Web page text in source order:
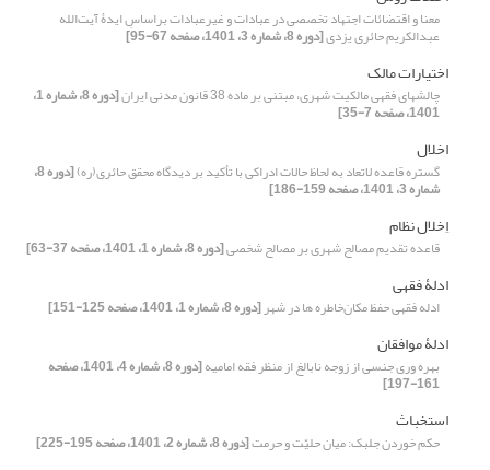
معنا و اقتضائات اجتهاد تخصصی در عبادات و غیرعبادات براساسِ ایدۀ آیت‌الله
عبدالکریم حائری یزدی[دوره 8، شماره 3، 1401، صفحه 67-95]
اختیارات مالک
چالشهای فقهی مالکیت شهری، مبتنی بر ماده 38 قانون مدنی ایران [دوره 8، شماره 1،
1401، صفحه 7-35]
اخلال
گستره قاعده لاتعاد به لحاظ حالات ادراکی با تأکید بر دیدگاه محقق حائری(ره) [دوره 8،
شماره 3، 1401، صفحه 159-186]
اِخلال نظام
قاعده تقدیم مصالح شهری بر مصالح شخصی[دوره 8، شماره 1، 1401، صفحه 37-63]
ادلۀ فقهی
ادله فقهی حفظ مکان‌خاطره ها در شهر[دوره 8، شماره 1، 1401، صفحه 125-151]
ادلۀ موافقان
بهره وری جنسی از زوجه نابالغ از منظر فقه امامیه [دوره 8، شماره 4، 1401، صفحه
161-197]
استخباث
حکم خوردن جلبک: میان حلیّت و حرمت[دوره 8، شماره 2، 1401، صفحه 195-225]